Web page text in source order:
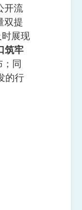
开流
双提
展现
筑牢
同
的行